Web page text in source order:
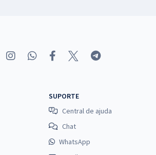
SUPORTE
Central de ajuda
Chat
WhatsApp